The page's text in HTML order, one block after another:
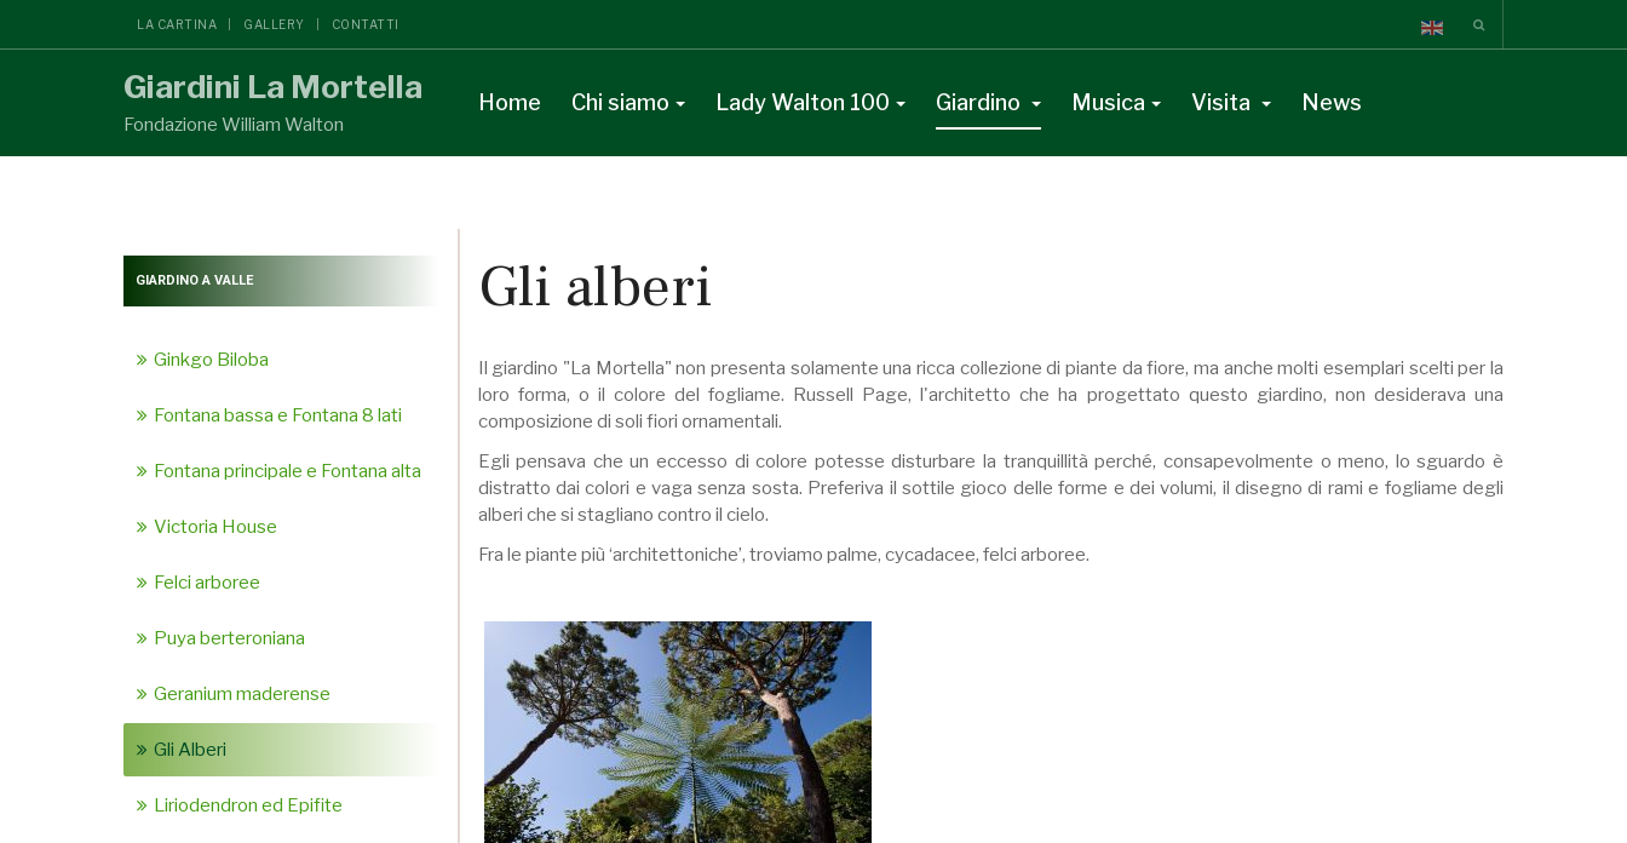
LA CARTINA GALLERY CONTATTI
Giardini La Mortella
Fondazione William Walton
Home Chi siamo Lady Walton 100 Giardino Musica Visita News
Gli alberi
Il giardino "La Mortella" non presenta solamente una ricca collezione di piante da fiore, ma anche molti esemplari scelti per la
loro forma, o il colore del fogliame. Russell Page, l'architetto che ha progettato questo giardino, non desiderava una
composizione di soli fiori ornamentali.
Egli pensava che un eccesso di colore potesse disturbare la tranquillità perché, consapevolmente o meno, lo sguardo è
distratto dai colori e vaga senza sosta. Preferiva il sottile gioco delle forme e dei volumi, il disegno di rami e fogliame degli
alberi che si stagliano contro il cielo.
Fra le piante più ‘architettoniche’, troviamo palme, cycadacee, felci arboree.
GIARDINO A VALLE
Ginkgo Biloba
Fontana bassa e Fontana 8 lati
Fontana principale e Fontana alta
Victoria House
Felci arboree
Puya berteroniana
Geranium maderense
Gli Alberi
Liriodendron ed Epifite